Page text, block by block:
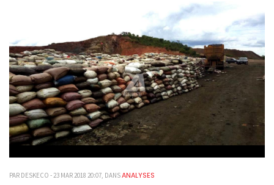
PAR DESKECO - 23 MAR 2018 20:07, DANSANALYSES